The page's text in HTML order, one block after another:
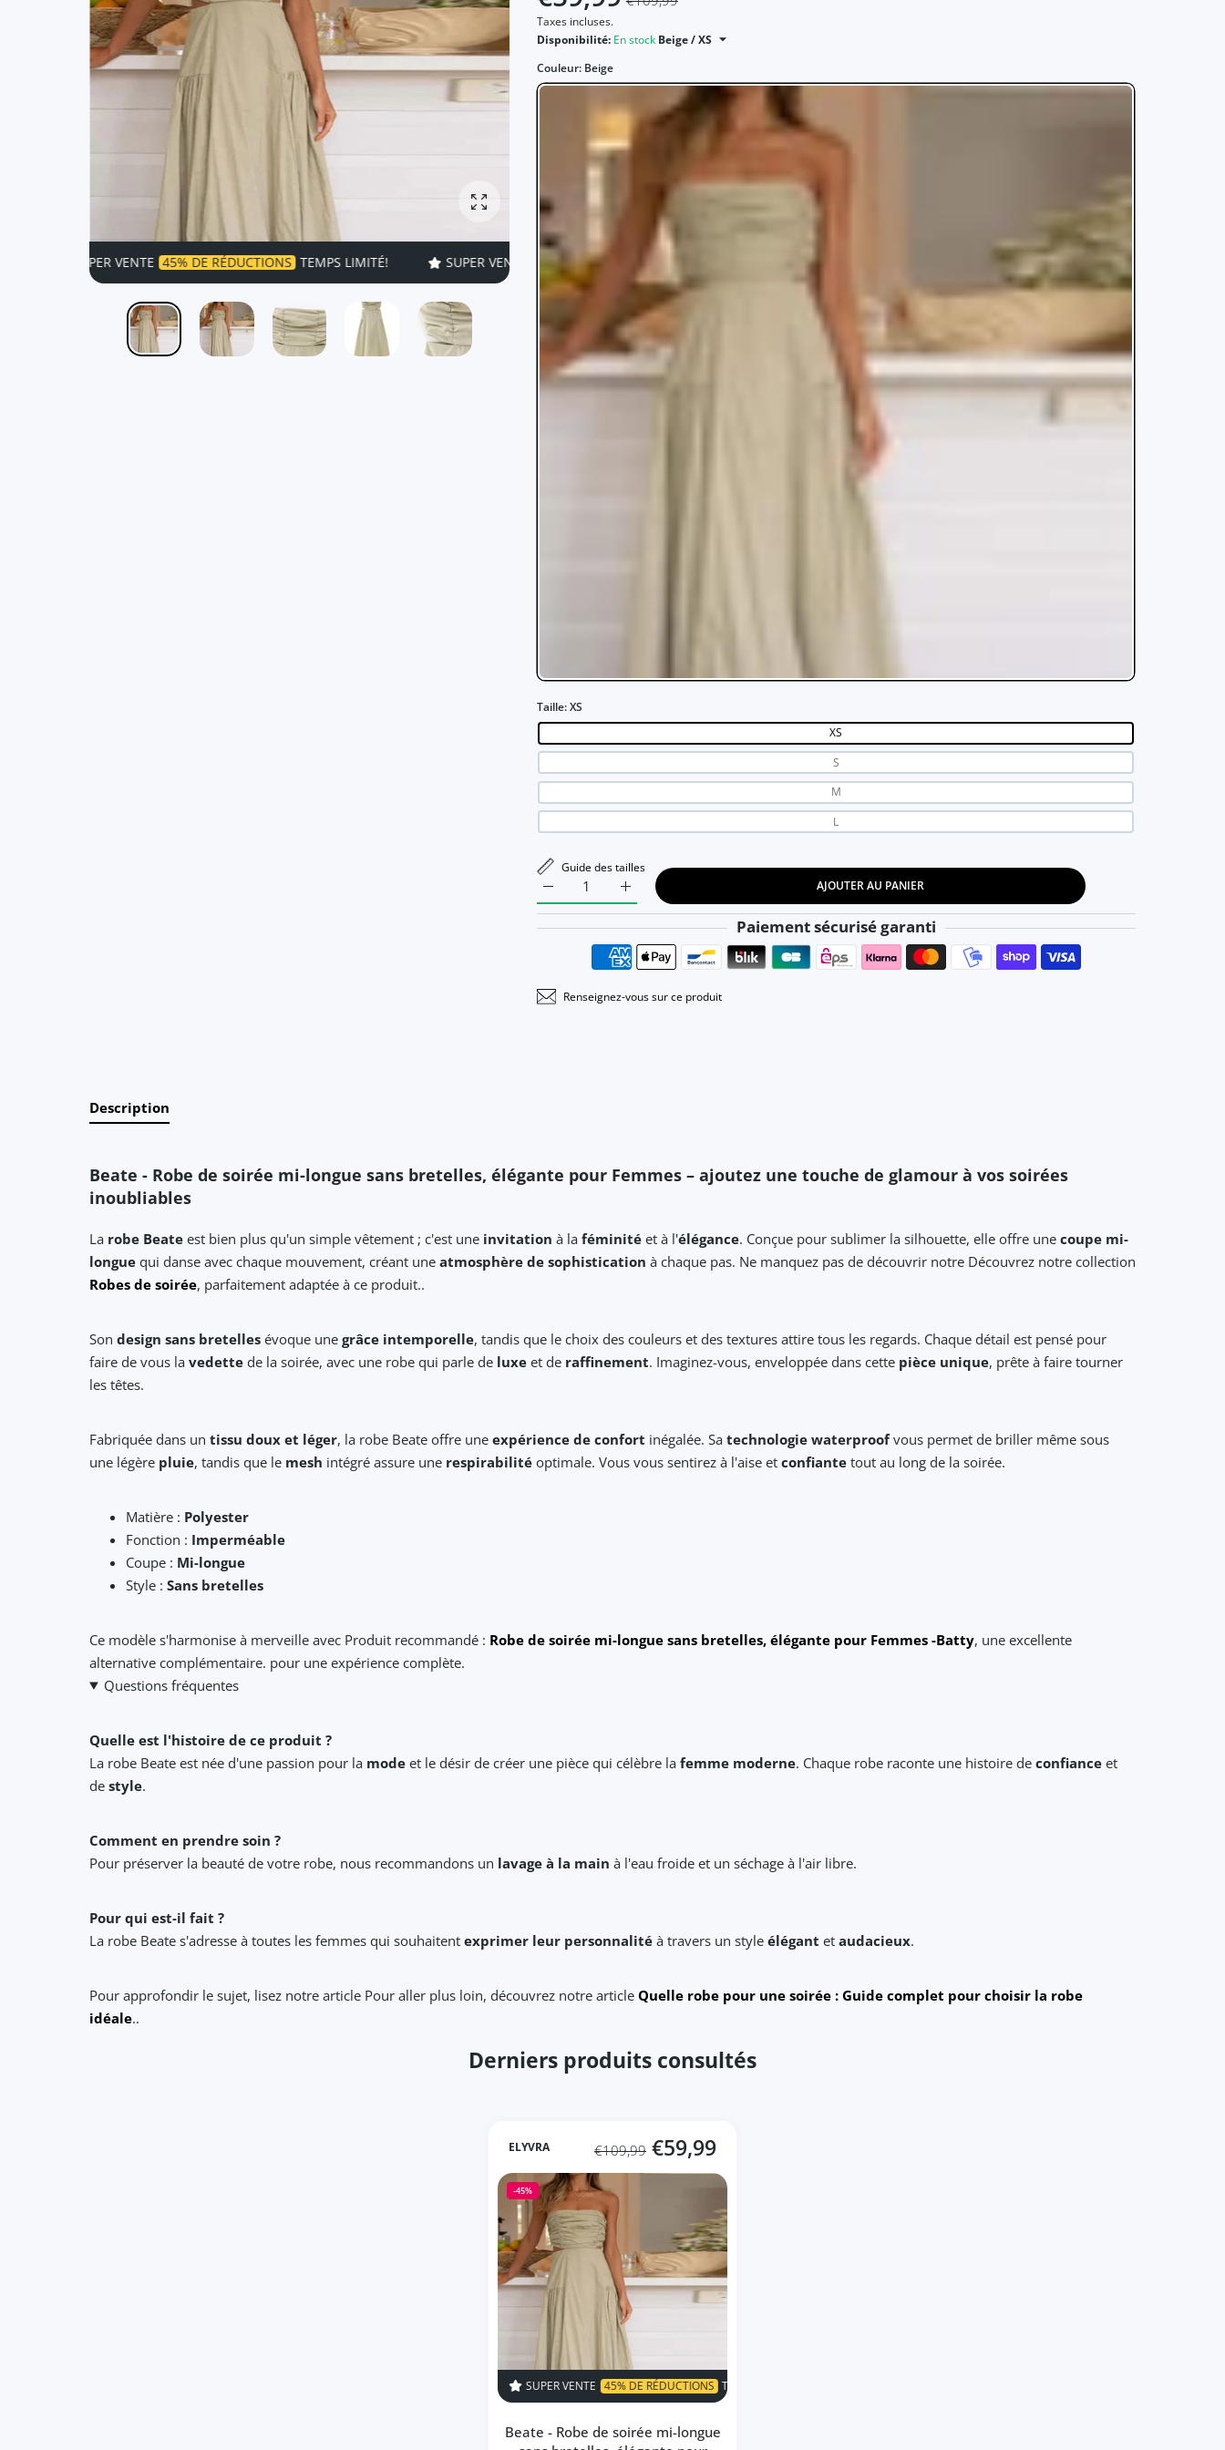
SUPER VENTE 45% DE RÉDUCTIONS TEMPS LIMITÉ! SUPER VENTE 45% DE RÉDUCTIONS TEMPS LIMITÉ! SUPER VENTE TEMPS LIMITÉ!
Agrandir la photo
Taxes incluses.
Disponibilité: En stock Beige / XS
Couleur: Beige
Taille:XS
XS
S
M
L
Guide des tailles
Augmenter la quantité de Beate - Robe de soirée mi-longue sans bretelles, élégante pour
Augmenter la quantité de Beate - Robe de soirée mi-longue sans bretelles, élégante pour Femmes Beige / XS
AJOUTER AU PANIER
Paiement sécurisé garanti
Moyens de paiement
Renseignez-vous sur ce produit
Description
Beate - Robe de soirée mi-longue sans bretelles, élégante pour Femmes – ajoutez une touche de glamour à vos soirées
inoubliables
La robe Beate est bien plus qu'un simple vêtement ; c'est une invitation à la féminité et à l'élégance. Conçue pour sublimer la silhouette, elle offre une coupe mi-
longue qui danse avec chaque mouvement, créant une atmosphère de sophistication à chaque pas. Ne manquez pas de découvrir notre Découvrez notre collection
Robes de soirée, parfaitement adaptée à ce produit..
Son design sans bretelles évoque une grâce intemporelle, tandis que le choix des couleurs et des textures attire tous les regards. Chaque détail est pensé pour
faire de vous la vedette de la soirée, avec une robe qui parle de luxe et de raffinement. Imaginez-vous, enveloppée dans cette pièce unique, prête à faire tourner
les têtes.
Fabriquée dans un tissu doux et léger, la robe Beate offre une expérience de confort inégalée. Sa technologie waterproofvous permet de briller même sous
une légère pluie, tandis que le mesh intégré assure une respirabilité optimale. Vous vous sentirez à l'aise et confiante tout au long de la soirée.
Matière : Polyester
Fonction : Imperméable
Coupe : Mi-longue
Style : Sans bretelles
Ce modèle s'harmonise à merveille avec Produit recommandé : Robe de soirée mi-longue sans bretelles, élégante pour Femmes -Batty, une excellente
alternative complémentaire. pour une expérience complète.
Questions fréquentes
Quelle est l'histoire de ce produit ?
La robe Beate est née d'une passion pour la mode et le désir de créer une pièce qui célèbre la femme moderne. Chaque robe raconte une histoire de confiance et
de style.
Comment en prendre soin ?
Pour préserver la beauté de votre robe, nous recommandons un lavage à la main à l'eau froide et un séchage à l'air libre.
Pour qui est-il fait ?
La robe Beate s'adresse à toutes les femmes qui souhaitent exprimer leur personnalité à travers un style élégant et audacieux.
Pour approfondir le sujet, lisez notre article Pour aller plus loin, découvrez notre article Quelle robe pour une soirée : Guide complet pour choisir la robe
idéale..
Derniers produits consultés
ELYVRA €59,99
€109,99
-45%
SUPER VENTE 45% DE RÉDUCTIONS TEMPS LIMITÉ!
Beate - Robe de soirée mi-longue